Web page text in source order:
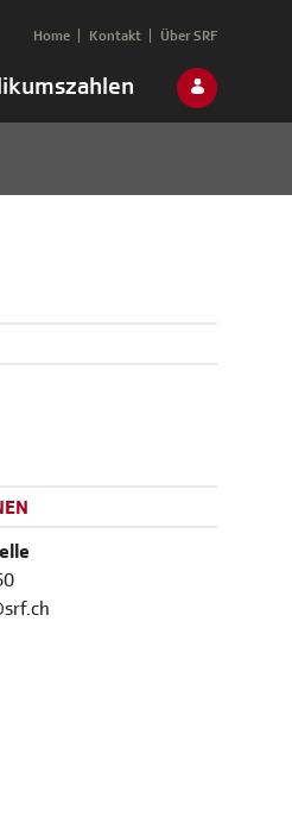
Home Kontakt Über SRF